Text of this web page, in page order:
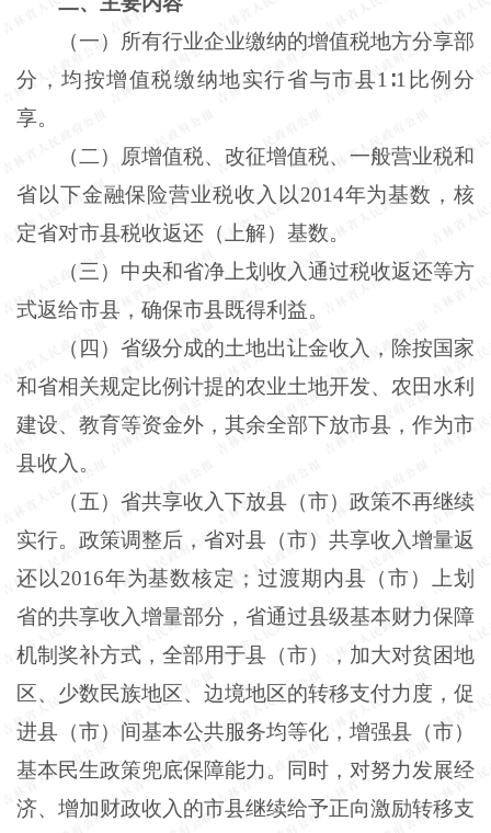
（一）所有行业企业缴纳的增值税地方分享部
分，均按增值税缴纳地实行省与市县1∶1比例分
享。
（二）原增值税、改征增值税、一般营业税和
省以下金融保险营业税收入以2014年为基数，核
定省对市县税收返还（上解）基数。
（三）中央和省净上划收入通过税收返还等方
式返给市县，确保市县既得利益。
（四）省级分成的土地出让金收入，除按国家
和省相关规定比例计提的农业土地开发、农田水利
建设、教育等资金外，其余全部下放市县，作为市
县收入。
（五）省共享收入下放县（市）政策不再继续
实行。政策调整后，省对县（市）共享收入增量返
还以2016年为基数核定；过渡期内县（市）上划
省的共享收入增量部分，省通过县级基本财力保障
机制奖补方式，全部用于县（市），加大对贫困地
区、少数民族地区、边境地区的转移支付力度，促
进县（市）间基本公共服务均等化，增强县（市）
基本民生政策兜底保障能力。同时，对努力发展经
济、增加财政收入的市县继续给予正向激励转移支